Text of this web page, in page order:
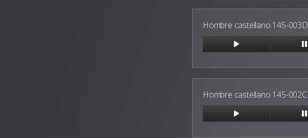
Hombre castellano 145-003D
Hombre castellano 145-002C